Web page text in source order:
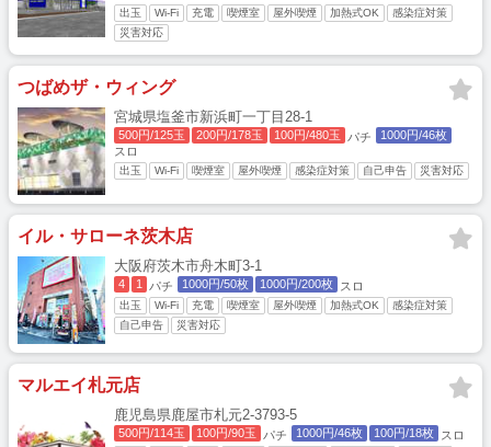
出玉 Wi-Fi 充電 喫煙室 屋外喫煙 加熱式OK
感染症対策
災害対応
つばめザ・ウィング
宮城県塩釜市新浜町一丁目28-1
500円/125玉 200円/178玉 100円/480玉 パチ
1000円/46枚
スロ
出玉 Wi-Fi 喫煙室 屋外喫煙 感染症対策 自己申告 災害対応
イル・サローネ茨木店
大阪府茨木市舟木町3-1
4 1 パチ 1000円/50枚 1000円/200枚 スロ
出玉 Wi-Fi 充電 喫煙室 屋外喫煙 加熱式OK
感染症対策
自己申告
災害対応
マルエイ札元店
鹿児島県鹿屋市札元2-3793-5
500円/114玉 100円/90玉 パチ 1000円/46枚 100円/18枚 スロ